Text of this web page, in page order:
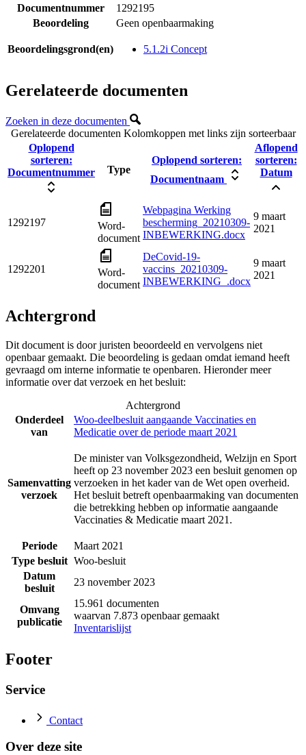
Documentnummer
1292195
Beoordeling
Geen openbaarmaking
Beoordelingsgrond(en) 5.1.2i Concept
Gerelateerde documenten
Zoeken in deze documenten
Gerelateerde documenten Kolomkoppen met links zijn sorteerbaar
Oplopend
sorteren:
Documentnummer
Type
Oplopend sorteren:
Documentnaam
Aflopend
sorteren:
Datum
1292197
Word-
document
Webpagina Werking
bescherming_20210309-
INBEWERKING.docx
9 maart
2021
1292201
Word-
document
DeCovid-19-
vaccins_20210309-
INBEWERKING_.docx
9 maart
2021
Achtergrond
Dit document is door juristen beoordeeld en vervolgens niet
openbaar gemaakt. Die beoordeling is gedaan omdat iemand heeft
gevraagd om interne informatie te openbaren. Hieronder meer
informatie over dat verzoek en het besluit:
Achtergrond
Onderdeel
van
Woo-deelbesluit aangaande Vaccinaties en
Medicatie over de periode maart 2021
Samenvatting
verzoek
De minister van Volksgezondheid, Welzijn en Sport
heeft op 23 november 2023 een besluit genomen op
verzoeken in het kader van de Wet open overheid.
Het besluit betreft openbaarmaking van documenten
die betrekking hebben op informatie aangaande
Vaccinaties & Medicatie maart 2021.
Periode
Maart 2021
Type besluit Woo-besluit
Datum
besluit
23 november 2023
Omvang
publicatie
15.961 documenten
waarvan 7.873 openbaar gemaakt
Inventarislijst
Footer
Service
Contact
Over deze site